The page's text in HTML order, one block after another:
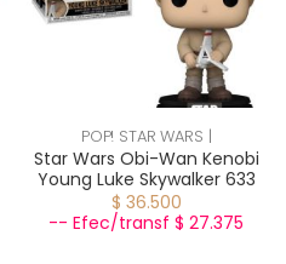
POP! STAR WARS |
Star Wars Obi-Wan Kenobi
Young Luke Skywalker 633
$ 36.500
-- Efec/transf $ 27.375